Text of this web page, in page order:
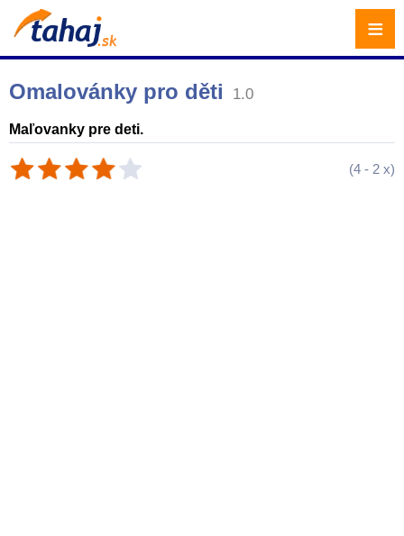
Omalovánky pro děti 1.0
Maľovanky pre deti.
(4 - 2 x)
≡